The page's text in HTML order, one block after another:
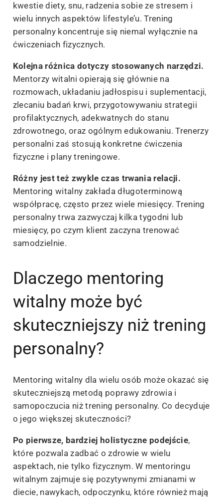
kwestie diety, snu, radzenia sobie ze stresem i
wielu innych aspektów lifestyle’u. Trening
personalny koncentruje się niemal wyłącznie na
ćwiczeniach fizycznych.
Kolejna różnica dotyczy stosowanych narzędzi.
Mentorzy witalni opierają się głównie na
rozmowach, układaniu jadłospisu i suplementacji,
zlecaniu badań krwi, przygotowywaniu strategii
profilaktycznych, adekwatnych do stanu
zdrowotnego, oraz ogólnym edukowaniu. Trenerzy
personalni zaś stosują konkretne ćwiczenia
fizyczne i plany treningowe.
Różny jest też zwykle czas trwania relacji.
Mentoring witalny zakłada długoterminową
współpracę, często przez wiele miesięcy. Trening
personalny trwa zazwyczaj kilka tygodni lub
miesięcy, po czym klient zaczyna trenować
samodzielnie.
Dlaczego mentoring
witalny może być
skuteczniejszy niż trening
personalny?
Mentoring witalny dla wielu osób może okazać się
skuteczniejszą metodą poprawy zdrowia i
samopoczucia niż trening personalny. Co decyduje
o jego większej skuteczności?
Po pierwsze, bardziej holistyczne podejście,
które pozwala zadbać o zdrowie w wielu
aspektach, nie tylko fizycznym. W mentoringu
witalnym zajmuje się pozytywnymi zmianami w
diecie, nawykach, odpoczynku, które również mają